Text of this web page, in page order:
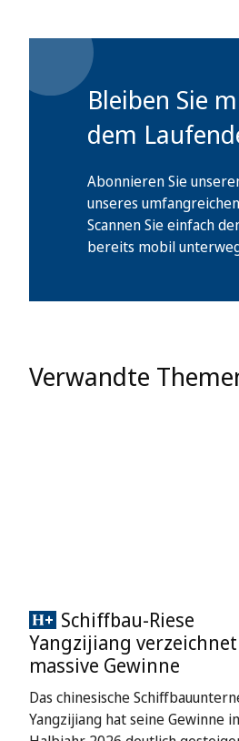
Bleiben Sie
dem
Abonnieren Sie
unseres
Scannen Sie einfach
bereits mobil
Verwandte
Schiffbau-Riese
Yangzijiang verzeichnet
massive Gewinne
Das chinesische
Yangzijiang hat seine Gewinne